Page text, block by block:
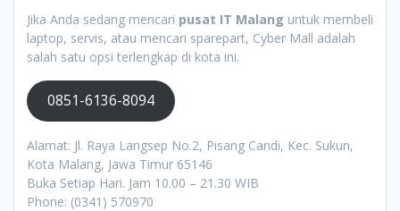
Jika Anda sedang mencari pusat IT Malang untuk membeli
laptop, servis, atau mencari sparepart, Cyber Mall adalah
salah satu opsi terlengkap di kota ini.
0851-6136-8094
Alamat: Jl. Raya Langsep No.2, Pisang Candi, Kec. Sukun,
Kota Malang, Jawa Timur 65146
Buka Setiap Hari. Jam 10.00 – 21.30 WIB
Phone: (0341) 570970